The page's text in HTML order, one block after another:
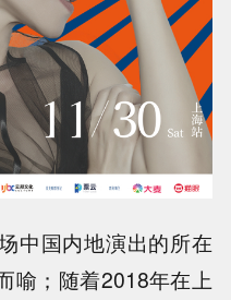
中国内地演出的所在
喻；随着2018年在上